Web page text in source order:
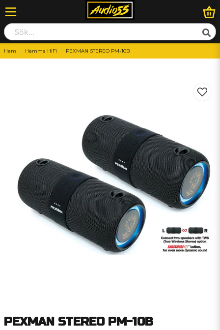
Hem Hemma HiFi PEXMAN STEREO PM-10B
PEXMAN STEREO PM-10B